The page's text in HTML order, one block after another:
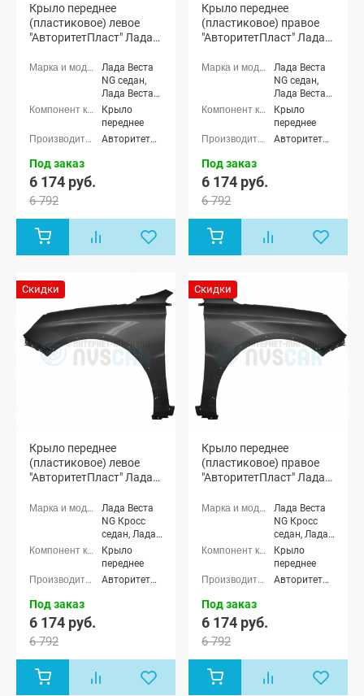
Крыло переднее
(пластиковое) левое
"АвторитетПласт" Лада
универсал
(неокрашенное)
Лада Веста
NG седан,
Лада Веста
NG (SW)
универсал,
Лада Веста
седан, Лада
Крыло
переднее
АвторитетПласт
Под заказ
6 174 руб.
6 792
Крыло переднее
(пластиковое) правое
"АвторитетПласт" Лада
универсал
(неокрашенное)
Лада Веста
NG седан,
Лада Веста
NG (SW)
универсал,
Лада Веста
седан, Лада
Крыло
переднее
АвторитетПласт
Под заказ
6 174 руб.
6 792
Скидки
Крыло переднее
(пластиковое) левое
"АвторитетПласт" Лада
Кросс (неокрашенное)
Лада Веста
NG Кросс
седан, Лада
Веста NG
(SW) Кросс
Лада Веста
Крыло
переднее
АвторитетПласт
Под заказ
6 174 руб.
6 792
Скидки
Крыло переднее
(пластиковое) правое
"АвторитетПласт" Лада
Кросс (неокрашенное)
Лада Веста
NG Кросс
седан, Лада
Веста NG
(SW) Кросс
Лада Веста
Крыло
переднее
АвторитетПласт
Под заказ
6 174 руб.
6 792